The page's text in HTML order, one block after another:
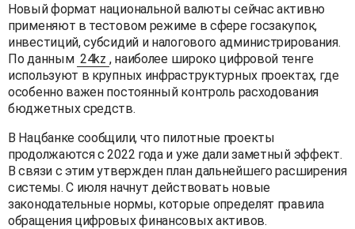
Новый формат национальной валюты сейчас активно
применяют в тестовом режиме в сфере госзакупок,
инвестиций, субсидий и налогового администрирования.
По данным 24kz , наиболее широко цифровой тенге
используют в крупных инфраструктурных проектах, где
особенно важен постоянный контроль расходования
бюджетных средств.
В Нацбанке сообщили, что пилотные проекты
продолжаются с 2022 года и уже дали заметный эффект.
В связи с этим утвержден план дальнейшего расширения
системы. С июля начнут действовать новые
законодательные нормы, которые определят правила
обращения цифровых финансовых активов.